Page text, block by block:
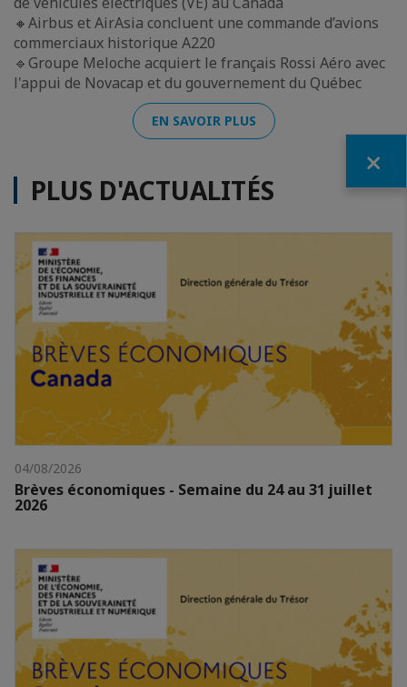
🔸Airbus et AirAsia concluent une commande d’avions
commerciaux historique A220
🔹Groupe Meloche acquiert le français Rossi Aéro avec
l'appui de Novacap et du gouvernement du Québec
EN SAVOIR PLUS
PLUS D'ACTUALITÉS
04/08/2026
Brèves économiques - Semaine du 24 au 31 juillet
2026